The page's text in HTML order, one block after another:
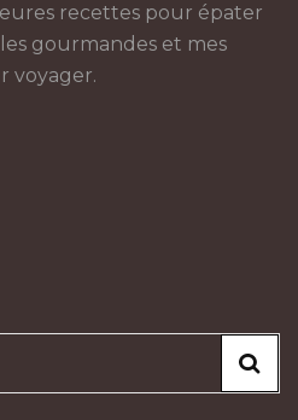
recettes pour épater
gourmandes et mes
voyager.